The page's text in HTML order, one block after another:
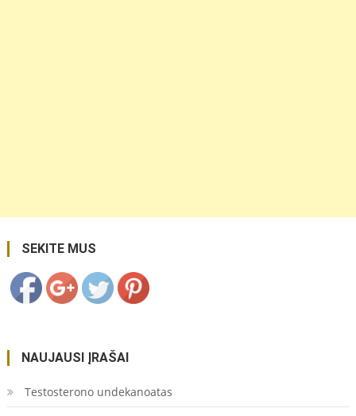
SEKITE MUS
ligos/">
NAUJAUSI ĮRAŠAI
Testosterono undekanoatas